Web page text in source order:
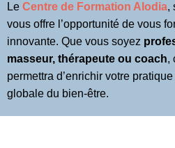
Le Centre de Formation Alodia,
vous offre l’opportunité de vous
innovante. Que vous soyez
masseur, thérapeute ou coach,
permettra d’enrichir votre
globale du bien-être.